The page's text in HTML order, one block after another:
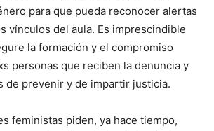
para que pueda reconocer alertas
vínculos del aula. Es imprescindible
la formación y el compromiso
personas que reciben la denuncia y
de prevenir y de impartir justicia.
feministas piden, ya hace tiempo,